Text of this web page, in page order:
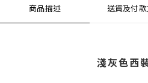
商品描述 送貨及付
淺灰色西